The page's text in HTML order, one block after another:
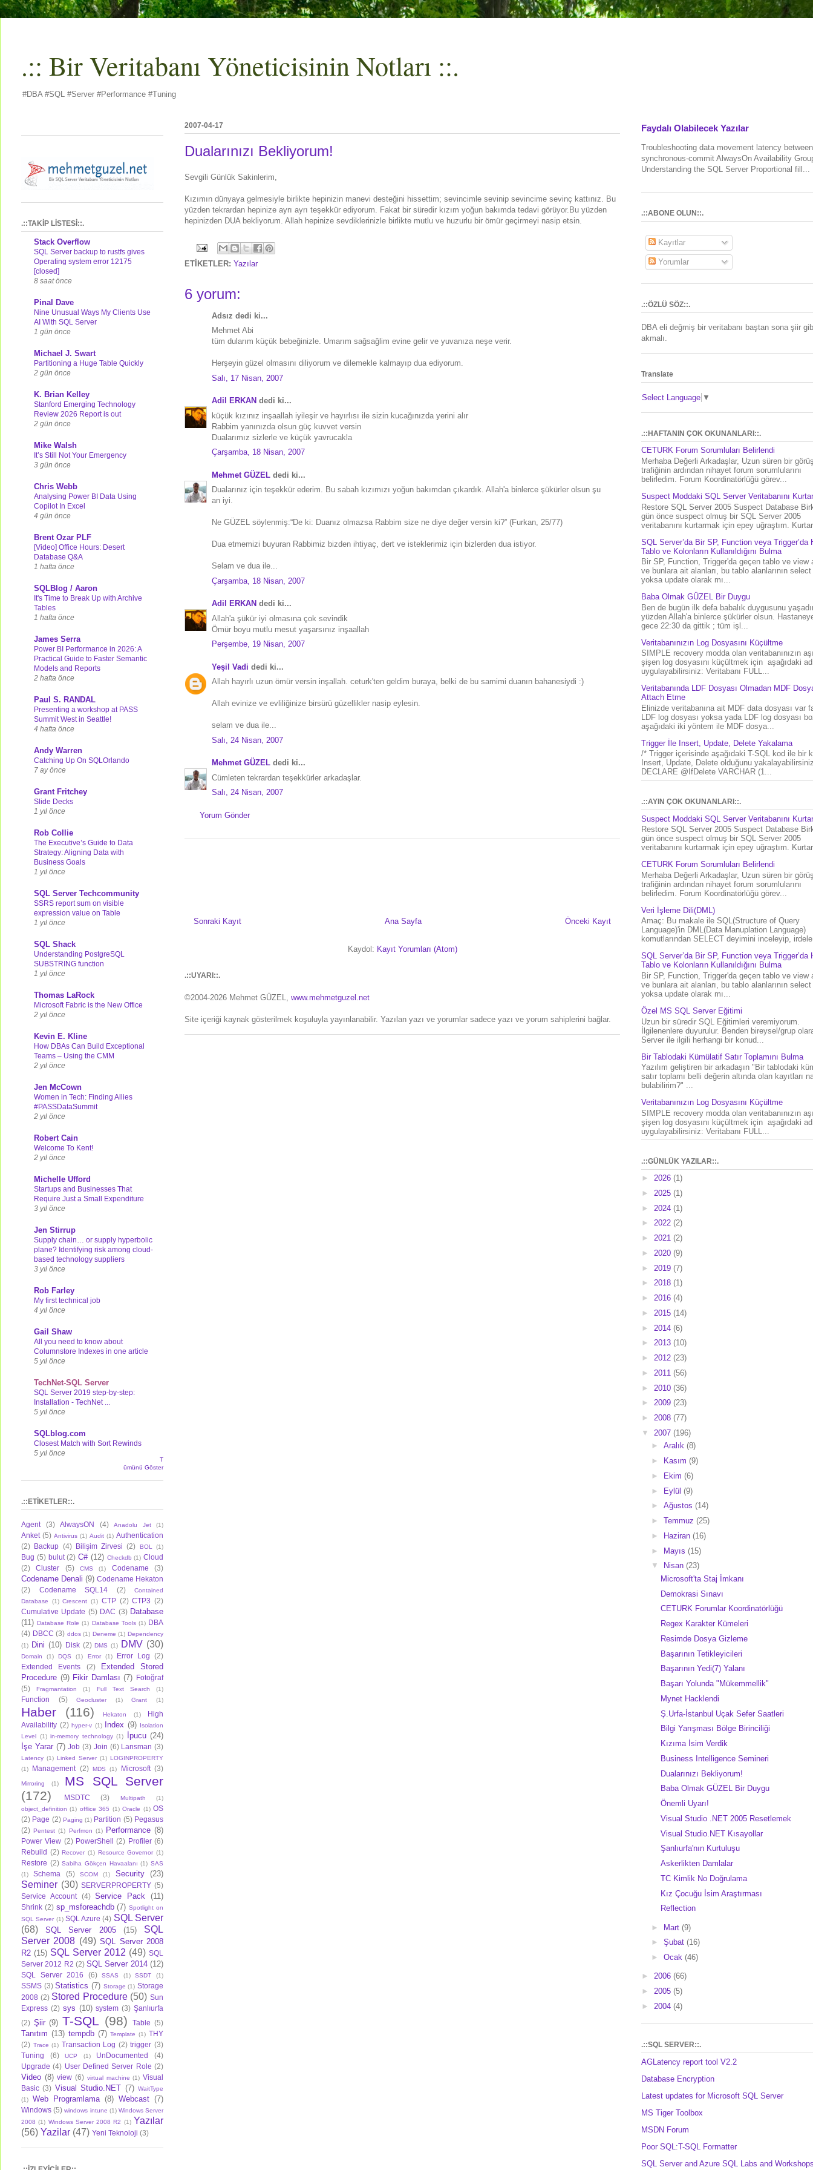
.:: Bir Veritabanı Yöneticisinin Notları ::.
#DBA #SQL #Server #Performance #Tuning
2007-04-17
Dualarınızı Bekliyorum!
Sevgili Günlük Sakinlerim,
Kızımın dünyaya gelmesiyle birlikte hepinizin manevi desteğini hissettim; sevincimle sevinip sevincime sevinç kattınız. Bu
yüzden tekrardan hepinize ayrı ayrı teşekkür ediyorum. Fakat bir süredir kızım yoğun bakımda tedavi görüyor.Bu yüzden
hepinizden DUA bekliyorum. Allah hepinize sevdiklerinizle birlikte mutlu ve huzurlu bir ömür geçirmeyi nasip etsin.
ETİKETLER: Yazılar
6 yorum:
Adsız dedi ki...
Mehmet Abi
tüm dularım küçük bebeğinizle. Umarım sağsağlim evine gelir ve yuvanıza neşe verir.
Herşeyin güzel olmasını diliyorum ve dilemekle kalmayıp dua ediyorum.
Salı, 17 Nisan, 2007
Adil ERKAN dedi ki...
küçük kızınız inşaallah iyileşir ve hayırlısı ile sizin kucağınızda yerini alır
Rabbim yanınızda olsun güç kuvvet versin
Dualarımız sizlerle ve küçük yavrucakla
Çarşamba, 18 Nisan, 2007
Mehmet GÜZEL dedi ki...
Dualarınız için teşekkür ederim. Bu sabah kızımızı yoğun bakımdan çıkardık. Allah'a binlerce şükürler olsun şu
an iyi.
Ne GÜZEL söylenmiş:“De ki: Duanız olmazsa Rabbim size ne diye değer versin ki?” (Furkan, 25/77)
Dua etmemizi buyuran Rabbimiz bizden ihtiyaç, dert ve isteklerimiz için bizlerden dua istiyor.
Selam ve dua ile...
Çarşamba, 18 Nisan, 2007
Adil ERKAN dedi ki...
Allah'a şükür iyi olmasına çok sevindik
Ömür boyu mutlu mesut yaşarsınız inşaallah
Perşembe, 19 Nisan, 2007
Yeşil Vadi dedi ki...
Allah hayırlı uzun ömür versin inşallah. ceturk'ten geldim buraya, belki de bu samimi duanın bahanesiydi :)
Allah evinize ve evliliğinize birsürü güzellikler nasip eylesin.
selam ve dua ile...
Salı, 24 Nisan, 2007
Mehmet GÜZEL dedi ki...
Cümleten tekrardan teşekkürler arkadaşlar.
Salı, 24 Nisan, 2007
Yorum Gönder
Sonraki Kayıt Önceki Kayıt
Ana Sayfa
Kaydol: Kayıt Yorumları (Atom)
.::UYARI::.
©2004-2026 Mehmet GÜZEL, www.mehmetguzel.net
Site içeriği kaynak gösterilmek koşuluyla yayınlanabilir. Yazılan yazı ve yorumlar sadece yazı ve yorum sahiplerini bağlar.
.::TAKİP LİSTESİ::.
Stack Overflow
SQL Server backup to rustfs gives
Operating system error 12175
[closed]
8 saat önce
Pinal Dave
Nine Unusual Ways My Clients Use
AI With SQL Server
1 gün önce
Michael J. Swart
Partitioning a Huge Table Quickly
2 gün önce
K. Brian Kelley
Stanford Emerging Technology
Review 2026 Report is out
2 gün önce
Mike Walsh
It’s Still Not Your Emergency
3 gün önce
Chris Webb
Analysing Power BI Data Using
Copilot In Excel
4 gün önce
Brent Ozar PLF
[Video] Office Hours: Desert
Database Q&A
1 hafta önce
SQLBlog / Aaron
It's Time to Break Up with Archive
Tables
1 hafta önce
James Serra
Power BI Performance in 2026: A
Practical Guide to Faster Semantic
Models and Reports
2 hafta önce
Paul S. RANDAL
Presenting a workshop at PASS
Summit West in Seattle!
4 hafta önce
Andy Warren
Catching Up On SQLOrlando
7 ay önce
Grant Fritchey
Slide Decks
1 yıl önce
Rob Collie
The Executive’s Guide to Data
Strategy: Aligning Data with
Business Goals
1 yıl önce
SQL Server Techcommunity
SSRS report sum on visible
expression value on Table
1 yıl önce
SQL Shack
Understanding PostgreSQL
SUBSTRING function
1 yıl önce
Thomas LaRock
Microsoft Fabric is the New Office
2 yıl önce
Kevin E. Kline
How DBAs Can Build Exceptional
Teams – Using the CMM
2 yıl önce
Jen McCown
Women in Tech: Finding Allies
#PASSDataSummit
2 yıl önce
Robert Cain
Welcome To Kent!
2 yıl önce
Michelle Ufford
Startups and Businesses That
Require Just a Small Expenditure
3 yıl önce
Jen Stirrup
Supply chain… or supply hyperbolic
plane? Identifying risk among cloud-
based technology suppliers
3 yıl önce
Rob Farley
My first technical job
4 yıl önce
Gail Shaw
All you need to know about
Columnstore Indexes in one article
5 yıl önce
TechNet-SQL Server
SQL Server 2019 step-by-step:
Installation - TechNet ...
5 yıl önce
SQLblog.com
Closest Match with Sort Rewinds
5 yıl önce
T
ümünü Göster
.::ETİKETLER::.
Agent (3) AlwaysON (4) Anadolu Jet (1)
Anket (5) Antivirus (1) Audit (1) Authentication
(2)
Backup (4) Bilişim Zirvesi (2) BOL (1)
Bug (5) bulut (2) C# (12) Checkdb (1) Cloud
(2)
Cluster (5) CMS (1) Codename (3)
Codename Denali (9) Codename Hekaton
(2)
Codename SQL14 (2)
Contained
Database
(1) Crescent (1) CTP (2) CTP3 (2)
Cumulative Update (5) DAC (3) Database
(11) Database Role (1) Database Tools (1) DBA
(4) DBCC (3) ddos (1) Deneme (1) Dependency
(1)
Dini (10) Disk (2) DMS (1) DMV (30)
Domain (1) DQS (1) Error (1) Error Log
(2)
Extended Events
(2)
Extended Stored
Procedure (9) Fikir Damlası (7)
Fotoğraf
(5)
Fragmantation (1) Full Text Search (1)
Function (5) Geocluster (1) Grant (1)
Haber (116) Hekaton (1)
High
Availability (2) hyper-v (1) Index (9)
Isolation
Level
(1) in-memory technology (1) İpucu (24)
İşe Yarar (7) Job (3) Join (6) Lansman (3)
Latency (1) Linked Server (1) LOGINPROPERTY
(1)
Management (2) MDS (1) Microsoft (3)
Mirroring (1)
MS SQL Server
(172)
MSDTC (3) Multipath
(1)
object_definition (1) offlice 365 (1) Oracle (1) OS
(2) Page (2) Paging (1) Partition (5) Pegasus
(2) Pentest (1) Perfmon (1) Performance (8)
Power View (2) PowerShell (2) Profiler (6)
Rebuild (2) Recover (1) Resource Governor (1)
Restore (2) Sabiha Gökçen Havaalanı (1) SAS
(1)
Schema (5) SCOM (1) Security (23)
Seminer (30) SERVERPROPERTY (5)
Service Account
(4) Service Pack (11)
Shrink (2) sp_msforeachdb (7) Spotlight on
SQL Server (1) SQL Azure (4) SQL Server
(68)
SQL Server 2005 (15)
SQL
Server 2008 (49) SQL Server 2008
R2 (15) SQL Server 2012 (49) SQL
Server 2012 R2 (2) SQL Server 2014 (12)
SQL Server 2016 (6) SSAS (1) SSDT (1)
SSMS (3) Statistics (7) Storage (1) Storage
2008 (2) Stored Procedure (50) Sun
Express (2) sys (10) system (3) Şanlıurfa
(2) Şiir (9) T-SQL (98) Table (5)
Tanıtım (13) tempdb (7) Template (1) THY
(2) Trace (1) Transaction Log (2) trigger (3)
Tuning
(6) UCP (1) UnDocumented
(4)
Upgrade (4) User Defined Server Role (2)
Video (8) view (6) virtual machine (1) Visual
Basic (3) Visual Studio.NET (7) WaitType
(1)
Web Programlama (8) Webcast (7)
Windows (5) windows intune (1) Windows Server
2008 (1) Windows Server 2008 R2 (1) Yazılar
(56) Yazilar (47) Yeni Teknoloji (3)
Faydalı Olabilecek Yazılar
Troubleshooting data movement latency between
synchronous-commit AlwaysOn Availability
Understanding the SQL Server Proportional fill...
.::ABONE OLUN::.
Kayıtlar
Yorumlar
.::ÖZLÜ SÖZ::.
DBA eli değmiş bir veritabanı baştan sona şiir
akmalı.
Translate
Select Language ▼
.::HAFTANIN ÇOK OKUNANLARI::.
CETURK Forum Sorumluları Belirlendi
Merhaba Değerli Arkadaşlar, Uzun süren bir
trafiğinin ardından nihayet forum sorumlularını
belirledim. Forum Koordinatörlüğü görev...
Suspect Moddaki SQL Server Veritabanını
Restore SQL Server 2005 Suspect Database
gün önce suspect olmuş bir SQL Server 2005
veritabanını kurtarmak için epey uğraştım.
SQL Server’da Bir SP, Function veya Trigger’da
Tablo ve Kolonların Kullanıldığını Bulma
Bir SP, Function, Trigger'da geçen tablo ve view
ve bunlara ait alanları, bu tablo alanlarının
yoksa update olarak mı...
Baba Olmak GÜZEL Bir Duygu
Ben de bugün ilk defa babalık duygusunu
yüzden Allah'a binlerce şükürler olsun.
gece 22:30 da gittik ; tüm işl...
Veritabanınızın Log Dosyasını Küçültme
SIMPLE recovery modda olan veritabanınızın
şişen log dosyasını küçültmek için aşağıdaki
uygulayabilirsiniz: Veritabanı FULL...
Veritabanında LDF Dosyası Olmadan MDF
Attach Etme
Elinizde veritabanına ait MDF data dosyası var
LDF log dosyası yoksa yada LDF log dosyası
aşağıdaki iki yöntem ile MDF dosya...
Trigger İle Insert, Update, Delete Yakalama
/* Trigger içerisinde aşağıdaki T-SQL kod ile bir
Insert, Update, Delete olduğunu
DECLARE @IfDelete VARCHAR (1...
.::AYIN ÇOK OKUNANLARI::.
Suspect Moddaki SQL Server Veritabanını
Restore SQL Server 2005 Suspect Database
gün önce suspect olmuş bir SQL Server 2005
veritabanını kurtarmak için epey uğraştım.
CETURK Forum Sorumluları Belirlendi
Merhaba Değerli Arkadaşlar, Uzun süren bir
trafiğinin ardından nihayet forum sorumlularını
belirledim. Forum Koordinatörlüğü görev...
Veri İşleme Dili(DML)
Amaç: Bu makale ile SQL(Structure of Query
Language)'in DML(Data Manuplation Language)
komutlarından SELECT deyimini inceleyip,
SQL Server’da Bir SP, Function veya Trigger’da
Tablo ve Kolonların Kullanıldığını Bulma
Bir SP, Function, Trigger'da geçen tablo ve view
ve bunlara ait alanları, bu tablo alanlarının
yoksa update olarak mı...
Özel MS SQL Server Eğitimi
Uzun bir süredir SQL Eğitimleri veremiyorum.
İlgilenenlere duyurulur. Benden bireysel/grup
Server ile ilgili herhangi bir konud...
Bir Tablodaki Kümülatif Satır Toplamını Bulma
Yazılım geliştiren bir arkadaşın "Bir tablodaki
satır toplamı belli değerin altında olan kayıtları
bulabilirim?" ...
Veritabanınızın Log Dosyasını Küçültme
SIMPLE recovery modda olan veritabanınızın
şişen log dosyasını küçültmek için aşağıdaki
uygulayabilirsiniz: Veritabanı FULL...
.::GÜNLÜK YAZILAR::.
► 2026 (1)
► 2025 (1)
► 2024 (1)
► 2022 (2)
► 2021 (2)
► 2020 (9)
► 2019 (7)
► 2018 (1)
► 2016 (4)
► 2015 (14)
► 2014 (6)
► 2013 (10)
► 2012 (23)
► 2011 (56)
► 2010 (36)
► 2009 (23)
► 2008 (77)
▼ 2007 (196)
► Aralık (8)
►
Kasım (9)
►
Ekim (6)
► Eylül (9)
► Ağustos (14)
► Temmuz (25)
►
Haziran (16)
► Mayıs (15)
▼
Nisan (23)
Microsoft'ta Staj İmkanı
Demokrasi Sınavı
CETURK Forumlar Koordinatörlüğü
Regex Karakter Kümeleri
Resimde Dosya Gizleme
Başarının Tetikleyicileri
Başarının Yedi(7) Yalanı
Başarı Yolunda "Mükemmellik"
Mynet Hacklendi
Ş.Urfa-İstanbul Uçak Sefer Saatleri
Bilgi Yarışması Bölge Birinciliği
Kızıma İsim Verdik
Business Intelligence Semineri
Dualarınızı Bekliyorum!
Baba Olmak GÜZEL Bir Duygu
Önemli Uyarı!
Visual Studio .NET 2005 Resetlemek
Visual Studio.NET Kısayollar
Şanlıurfa'nın Kurtuluşu
Askerlikten Damlalar
TC Kimlik No Doğrulama
Kız Çocuğu İsim Araştırması
Reflection
► Mart (9)
► Şubat (16)
► Ocak (46)
► 2006 (66)
► 2005 (5)
► 2004 (4)
.::SQL SERVER::.
AGLatency report tool V2.2
Database Encryption
Latest updates for Microsoft SQL Server
MS Tiger Toolbox
MSDN Forum
Poor SQL:T-SQL Formatter
SQL Server and Azure SQL Labs and